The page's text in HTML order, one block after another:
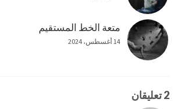
متعة الخط المستقيم
14 أغسطس، 2024
2 تعليقان